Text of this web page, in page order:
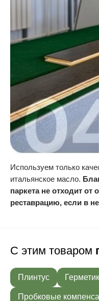
Используем только
итальянское масло.
паркета не отходит от
реставрацию, если в
С этим товаром
Плинтус
Пробковые